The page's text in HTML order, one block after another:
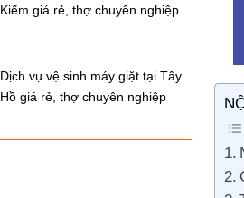
Kiếm giá rẻ, thợ chuyên nghiệp
Dịch vụ vệ sinh máy giặt tại Tây
Hồ giá rẻ, thợ chuyên nghiệp